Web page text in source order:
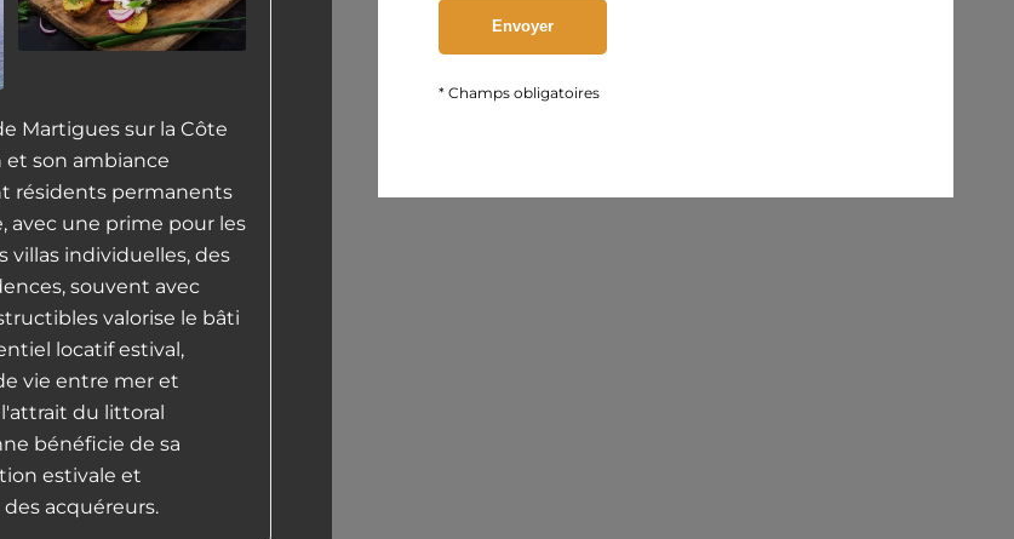
Martigues sur la Côte
et son ambiance
résidents permanents
avec une prime pour les
villas individuelles, des
souvent avec
valorise le bâti
locatif estival,
vie entre mer et
du littoral
bénéficie de sa
estivale et
acquéreurs.
* Champs obligatoires